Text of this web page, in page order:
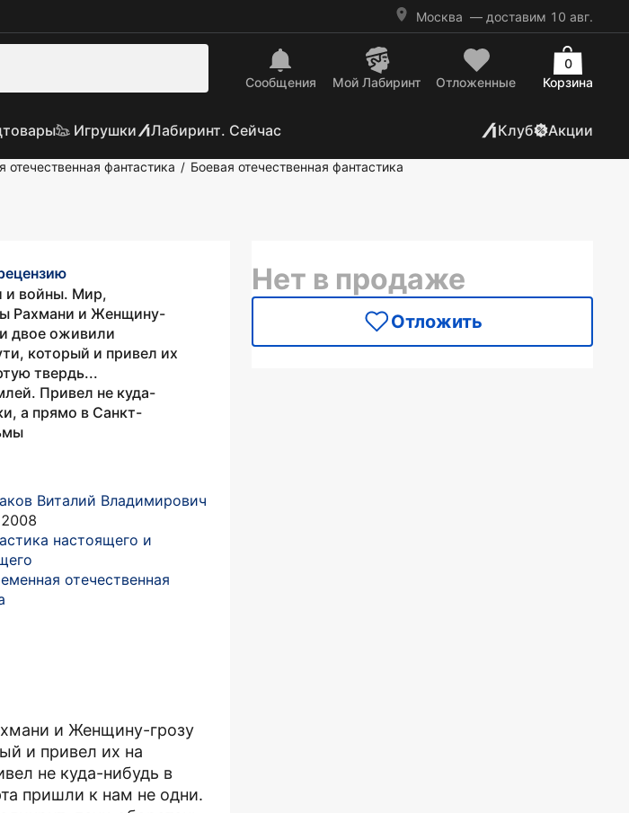
Москва — доставим 10 авг.
Сообщения Mой Лабиринт Отложенные Корзина
0
Игрушки Лабиринт. Сейчас Клуб Акции
отечественная фантастика / Боевая отечественная фантастика
и войны. Мир,
Рахмани и Женщину-
двое оживили
который и привел их
твердь...
Привел не куда-
а прямо в Санкт-
Виталий Владимирович
2008
настоящего и
отечественная
и Женщину-грозу
и привел их на
не куда-нибудь в
пришли к нам не одни.
Нет в продаже
Отложить